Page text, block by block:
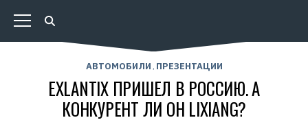
АВТОМОБИЛИ , ПРЕЗЕНТАЦИИ
EXLANTIX ПРИШЕЛ В РОССИЮ. А
КОНКУРЕНТ ЛИ ОН LIXIANG?